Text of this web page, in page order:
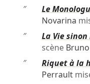
″
Le
Novarina
″
La Vie
scène
″
Riquet à la
Perrault